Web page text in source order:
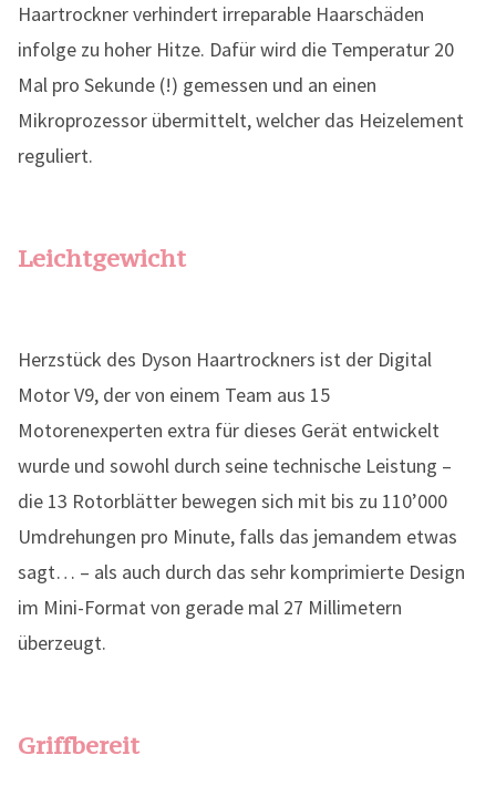
Haartrockner verhindert irreparable Haarschäden
infolge zu hoher Hitze. Dafür wird die Temperatur 20
Mal pro Sekunde (!) gemessen und an einen
Mikroprozessor übermittelt, welcher das Heizelement
reguliert.
Leichtgewicht
Herzstück des Dyson Haartrockners ist der Digital
Motor V9, der von einem Team aus 15
Motorenexperten extra für dieses Gerät entwickelt
wurde und sowohl durch seine technische Leistung –
die 13 Rotorblätter bewegen sich mit bis zu 110’000
Umdrehungen pro Minute, falls das jemandem etwas
sagt… – als auch durch das sehr komprimierte Design
im Mini-Format von gerade mal 27 Millimetern
überzeugt.
Griffbereit